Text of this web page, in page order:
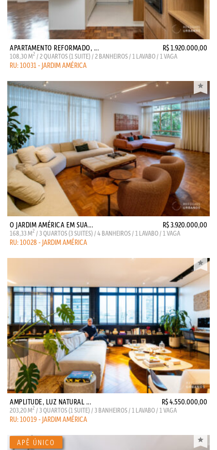
APARTAMENTO REFORMADO, ... R$ 1.920.000,00
108,30 M2 / 2 QUARTOS (1 SUITE) / 2 BANHEIROS / 1 LAVABO / 1 VAGA
RU: 10031 - JARDIM AMÉRICA
O JARDIM AMÉRICA EM SUA... R$ 3.920.000,00
168,33 M2 / 3 QUARTOS (3 SUITES) / 4 BANHEIROS / 1 LAVABO / 1 VAGA
RU: 10028 - JARDIM AMÉRICA
AMPLITUDE, LUZ NATURAL ... R$ 4.550.000,00
203,20 M2 / 3 QUARTOS (1 SUITE) / 3 BANHEIROS / 1 LAVABO / 1 VAGA
RU: 10019 - JARDIM AMÉRICA